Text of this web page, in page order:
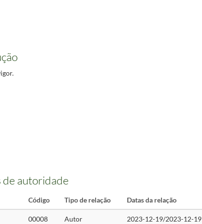
de autoridade
Código Tipo de relação Datas da relação
00008 Autor 2023-12-19/2023-12-19